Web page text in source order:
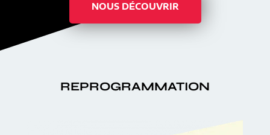
NOUS DÉCOUVRIR
REPROGRAMMATION